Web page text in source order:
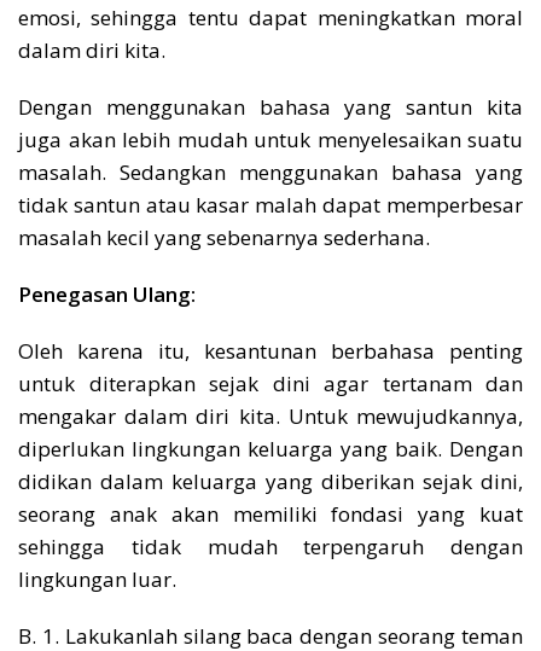
emosi, sehingga tentu dapat meningkatkan moral
dalam diri kita.
Dengan menggunakan bahasa yang santun kita
juga akan lebih mudah untuk menyelesaikan suatu
masalah. Sedangkan menggunakan bahasa yang
tidak santun atau kasar malah dapat memperbesar
masalah kecil yang sebenarnya sederhana.
Penegasan Ulang:
Oleh karena itu, kesantunan berbahasa penting
untuk diterapkan sejak dini agar tertanam dan
mengakar dalam diri kita. Untuk mewujudkannya,
diperlukan lingkungan keluarga yang baik. Dengan
didikan dalam keluarga yang diberikan sejak dini,
seorang anak akan memiliki fondasi yang kuat
sehingga tidak mudah terpengaruh dengan
lingkungan luar.
B. 1. Lakukanlah silang baca dengan seorang teman